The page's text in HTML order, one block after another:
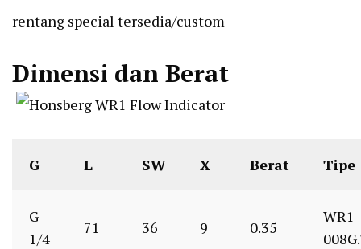
rentang special tersedia/custom
Dimensi dan Berat
G L SW X Berat Tipe
G
1/4
71 36 9 0.35
WR1-